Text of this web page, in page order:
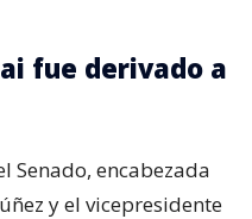
fue derivado a
Senado, encabezada
y el vicepresidente